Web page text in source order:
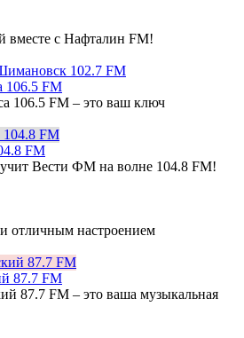
вместе с Нафталин FM!
106.5 FM
106.5 FM – это ваш ключ
FM
Вести ФМ на волне 104.8 FM!
отличным настроением
87.7 FM
87.7 FM – это ваша музыкальная